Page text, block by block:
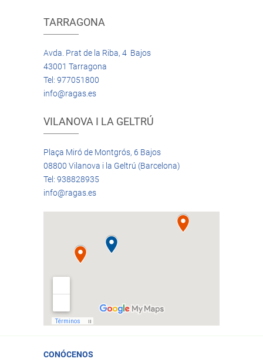
TARRAGONA
Avda. Prat de la Riba, 4 Bajos
43001 Tarragona
Tel: 977051800
info@ragas.es
VILANOVA I LA GELTRÚ
Plaça Miró de Montgrós, 6 Bajos
08800 Vilanova i la Geltrú (Barcelona)
Tel: 938828935
info@ragas.es
CONÓCENOS